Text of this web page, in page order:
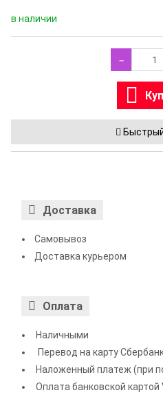
в наличии
Доставка
Самовывоз
Доставка курьером
Оплата
Наличными
Перевод на карту
Наложенный платеж (при
Оплата банковской